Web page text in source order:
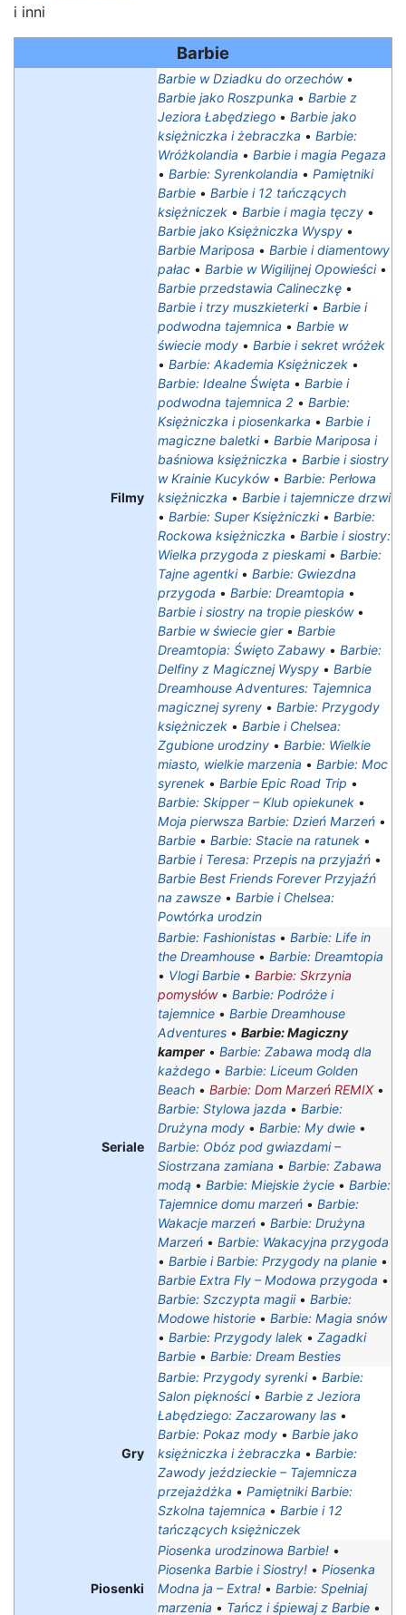
i inni
Barbie
Filmy
Barbie w Dziadku do orzechów•
Barbie jako Roszpunka • Barbie z
Jeziora Łabędziego • Barbie jako
księżniczka i żebraczka • Barbie:
Wróżkolandia • Barbie i magia Pegaza
• Barbie: Syrenkolandia • Pamiętniki
Barbie • Barbie i 12 tańczących
księżniczek • Barbie i magia tęczy •
Barbie jako Księżniczka Wyspy •
Barbie Mariposa • Barbie i diamentowy
pałac • Barbie w Wigilijnej Opowieści•
Barbie przedstawia Calineczkę •
Barbie i trzy muszkieterki• Barbie i
podwodna tajemnica • Barbie w
świecie mody • Barbie i sekret wróżek
• Barbie: Akademia Księżniczek •
Barbie: Idealne Święta • Barbie i
podwodna tajemnica 2 • Barbie:
Księżniczka i piosenkarka • Barbie i
magiczne baletki• Barbie Mariposa i
baśniowa księżniczka • Barbie i siostry
w Krainie Kucyków• Barbie: Perłowa
księżniczka • Barbie i tajemnicze drzwi
• Barbie: Super Księżniczki• Barbie:
Rockowa księżniczka • Barbie i siostry:
Wielka przygoda z pieskami• Barbie:
Tajne agentki• Barbie: Gwiezdna
przygoda • Barbie: Dreamtopia •
Barbie i siostry na tropie piesków•
Barbie w świecie gier• Barbie
Dreamtopia: Święto Zabawy • Barbie:
Delfiny z Magicznej Wyspy • Barbie
Dreamhouse Adventures: Tajemnica
magicznej syreny • Barbie: Przygody
księżniczek • Barbie i Chelsea:
Zgubione urodziny • Barbie: Wielkie
miasto, wielkie marzenia • Barbie: Moc
syrenek • Barbie Epic Road Trip •
Barbie: Skipper – Klub opiekunek •
Moja pierwsza Barbie: Dzień Marzeń •
Barbie • Barbie: Stacie na ratunek •
Barbie i Teresa: Przepis na przyjaźń •
Barbie Best Friends Forever Przyjaźń
na zawsze • Barbie i Chelsea:
Powtórka urodzin
Seriale
Barbie: Fashionistas • Barbie: Life in
the Dreamhouse • Barbie: Dreamtopia
• Vlogi Barbie • Barbie: Skrzynia
pomysłów• Barbie: Podróże i
tajemnice • Barbie Dreamhouse
Adventures • Barbie: Magiczny
kamper • Barbie: Zabawa modą dla
każdego • Barbie: Liceum Golden
Beach • Barbie: Dom Marzeń REMIX•
Barbie: Stylowa jazda • Barbie:
Drużyna mody • Barbie: My dwie •
Barbie: Obóz pod gwiazdami –
Siostrzana zamiana • Barbie: Zabawa
modą • Barbie: Miejskie życie • Barbie:
Tajemnice domu marzeń • Barbie:
Wakacje marzeń • Barbie: Drużyna
Marzeń • Barbie: Wakacyjna przygoda
• Barbie i Barbie: Przygody na planie •
Barbie Extra Fly – Modowa przygoda •
Barbie: Szczypta magii• Barbie:
Modowe historie • Barbie: Magia snów
• Barbie: Przygody lalek • Zagadki
Barbie • Barbie: Dream Besties
Gry
Barbie: Przygody syrenki• Barbie:
Salon piękności• Barbie z Jeziora
Łabędziego: Zaczarowany las •
Barbie: Pokaz mody • Barbie jako
księżniczka i żebraczka • Barbie:
Zawody jeździeckie – Tajemnicza
przejażdżka • Pamiętniki Barbie:
Szkolna tajemnica • Barbie i 12
tańczących księżniczek
Piosenki
Piosenka urodzinowa Barbie! •
Piosenka Barbie i Siostry! • Piosenka
Modna ja – Extra! • Barbie: Spełniaj
marzenia • Tańcz i śpiewaj z Barbie •